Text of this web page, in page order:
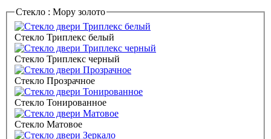
Стекло : Мору золото
Стекло Триплекс белый
Стекло Триплекс черный
Стекло Прозрачное
Стекло Тонированное
Стекло Матовое